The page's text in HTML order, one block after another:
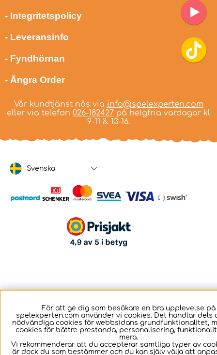
- Integritetspolicy
- Leveransinfo
- Fyndhörnan
- Ångra Order
Vår kundtjänst nås via info@spelexperten.com
eller via telefon 026-182427 på helgfria vardagar kl
9-11 & 13-16.
Svenska
För att ge dig som besökare en bra upplevelse på
spelexperten.com använder vi cookies. Det handlar dels
nödvändiga cookies för webbsidans grundfunktionalitet,
cookies för bättre prestanda, personalisering,
mera.
Vi rekommenderar att du accepterar samtliga typer av
är dock du som bestämmer och du kan själv välja att